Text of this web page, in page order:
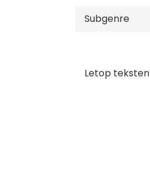
Subgenre
Letop teksten